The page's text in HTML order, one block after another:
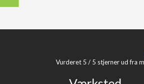
​Vurderet 5 / 5 stjerner ud fra